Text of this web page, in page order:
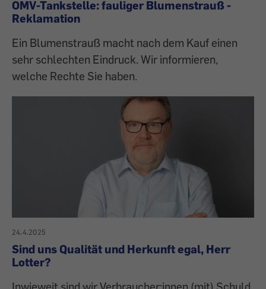
OMV-Tankstelle: fauliger Blumenstrauß -
Reklamation
Ein Blumenstrauß macht nach dem Kauf einen
sehr schlechten Eindruck. Wir informieren,
welche Rechte Sie haben.
24.4.2025
Sind uns Qualität und Herkunft egal, Herr
Lotter?